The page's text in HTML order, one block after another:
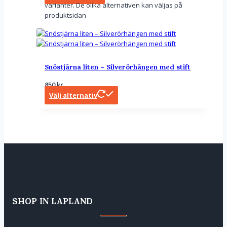
varianter. De olika alternativen kan väljas på
produktsidan
Snöstjärna liten – Silverörhängen med stift
850kr
Välj alternativ
SHOP IN LAPLAND